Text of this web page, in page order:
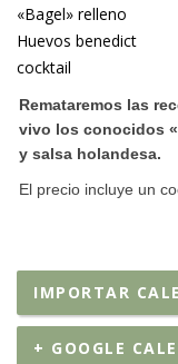
«Bagel» relleno
Huevos benedict
cocktail
Remataremos las
vivo los conocidos
y salsa holandesa.
El precio incluye un
IMPORTAR
+ GOOGLE